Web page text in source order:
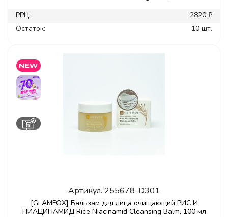
РРЦ:
2820 ₽
Остаток:
10 шт.
Артикул. 255678-D301
[GLAMFOX] Бальзам для лица очищающий РИС И
НИАЦИНАМИД Rice Niacinamid Cleansing Balm, 100 мл